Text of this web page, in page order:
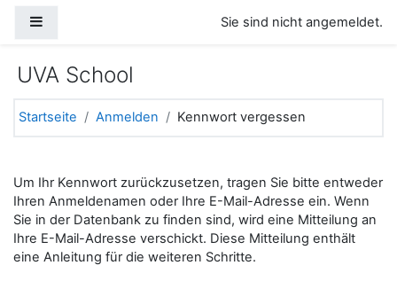
Sie sind nicht angemeldet.
UVA School
Startseite Anmelden Kennwort vergessen
Um Ihr Kennwort zurückzusetzen, tragen Sie bitte entweder
Ihren Anmeldenamen oder Ihre E-Mail-Adresse ein. Wenn
Sie in der Datenbank zu finden sind, wird eine Mitteilung an
Ihre E-Mail-Adresse verschickt. Diese Mitteilung enthält
eine Anleitung für die weiteren Schritte.